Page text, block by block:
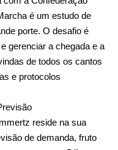
é um estudo de
porte. O desafio é
gerenciar a chegada e a
de todos os cantos
e protocolos
reside na sua
de demanda, fruto